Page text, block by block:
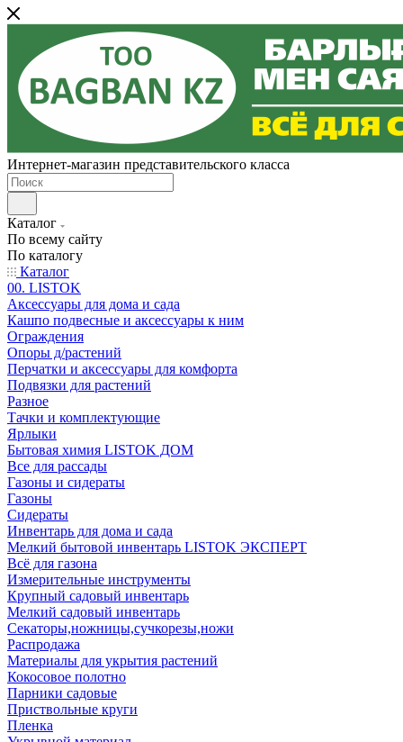
Интернет-магазин представительского класса
Каталог
По всему сайту
По каталогу
Каталог
00. LISTOK
Аксессуары для дома и сада
Кашпо подвесные и аксессуары к ним
Ограждения
Опоры д/растений
Перчатки и аксессуары для комфорта
Подвязки для растений
Разное
Тачки и комплектующие
Ярлыки
Бытовая химия LISTOK ДОМ
Все для рассады
Газоны и сидераты
Газоны
Сидераты
Инвентарь для дома и сада
Мелкий бытовой инвентарь LISTOK ЭКСПЕРТ
Всё для газона
Измерительные инструменты
Крупный садовый инвентарь
Мелкий садовый инвентарь
Секаторы,ножницы,сучкорезы,ножи
Распродажа
Материалы для укрытия растений
Кокосовое полотно
Парники садовые
Приствольные круги
Пленка